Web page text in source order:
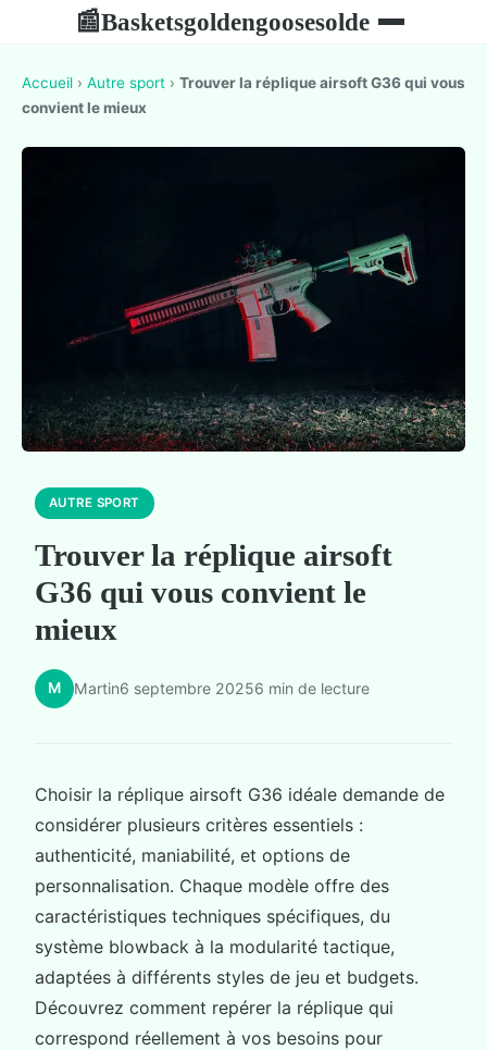
📰Basketsgoldengoosesolde
Accueil › Autre sport › Trouver la réplique airsoft G36 qui vous
convient le mieux
AUTRE SPORT
Trouver la réplique airsoft
G36 qui vous convient le
mieux
M Martin6 septembre 20256 min de lecture
Choisir la réplique airsoft G36 idéale demande de
considérer plusieurs critères essentiels :
authenticité, maniabilité, et options de
personnalisation. Chaque modèle offre des
caractéristiques techniques spécifiques, du
système blowback à la modularité tactique,
adaptées à différents styles de jeu et budgets.
Découvrez comment repérer la réplique qui
correspond réellement à vos besoins pour